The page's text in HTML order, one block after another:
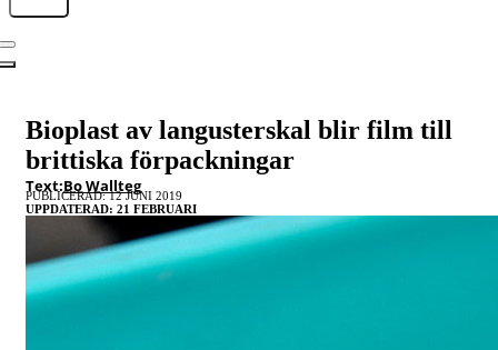
Bioplast av langusterskal blir film till
brittiska förpackningar
Text:Bo Wallteg
PUBLICERAD: 12 JUNI 2019
UPPDATERAD: 21 FEBRUARI